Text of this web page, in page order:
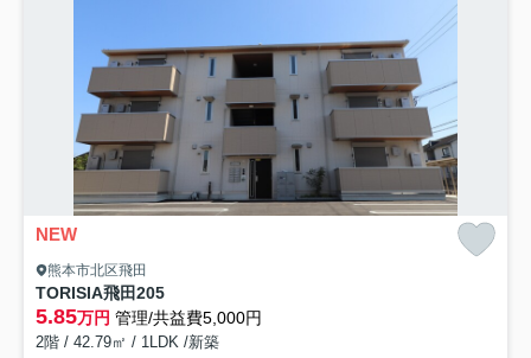
NEW
熊本市北区飛田
TORISIA飛田205
5.85万円 管理/共益費5,000円
2階 / 42.79㎡ / 1LDK /新築